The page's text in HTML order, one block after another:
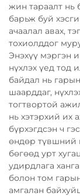
жин тараалт нь
барьж буй
ачаалал авах,
тохиолддог
Энэхүү мэргэн
нүхлэх үед тод
байдал нь
шаарддаг,
тогтвортой
нь хэтэрхий их
бүрхэгдсэн ч
өндөр түвшний
бөгөөд урт
удирдлага
болон том
амгалан